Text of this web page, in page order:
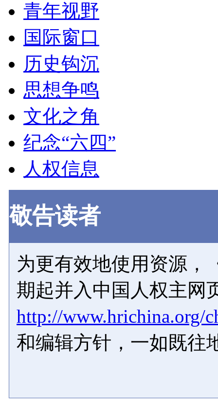
青年视野
国际窗口
历史钩沉
思想争鸣
文化之角
纪念“六四”
人权信息
敬告读者
为更有效地使用资源，
期起并入中国人权主网
http://www.hrichina.org/
和编辑方针，一如既往